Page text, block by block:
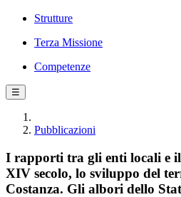
Strutture
Terza Missione
Competenze
☰
Pubblicazioni
I rapporti tra gli enti locali e
XIV secolo, lo sviluppo del
Costanza. Gli albori dello